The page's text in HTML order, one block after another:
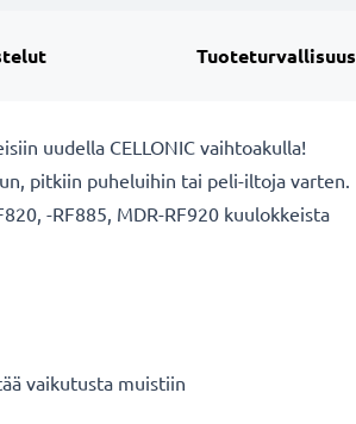
Tuoteturvallisuus
uudella CELLONIC vaihtoakulla!
pitkiin puheluihin tai peli-iltoja varten.
-RF885, MDR-RF920 kuulokkeista
vaikutusta muistiin